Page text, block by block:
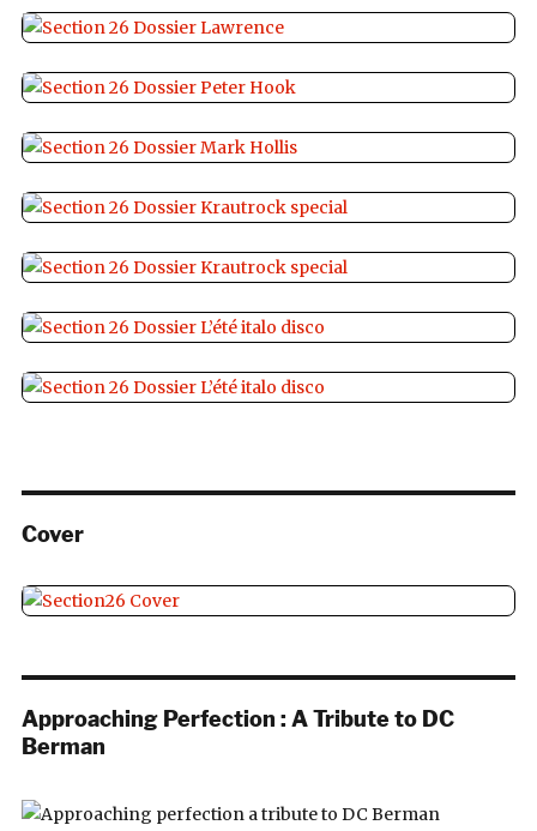
Cover
Approaching Perfection : A Tribute to DC
Berman